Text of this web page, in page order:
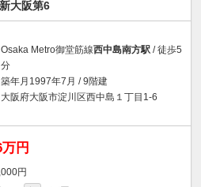
大阪第6
Osaka Metro御堂筋線西中島南方駅 / 徒歩5
分
築年月1997年7月 / 9階建
大阪府大阪市淀川区西中島１丁目1-6
円
円